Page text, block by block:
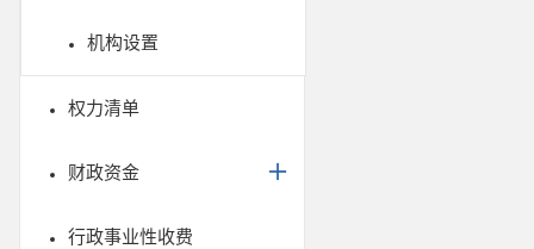
机构设置
权力清单
财政资金
行政事业性收费